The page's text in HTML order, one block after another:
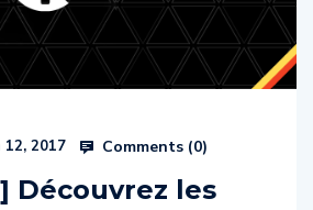
12, 2017 Comments (0)
Découvrez les